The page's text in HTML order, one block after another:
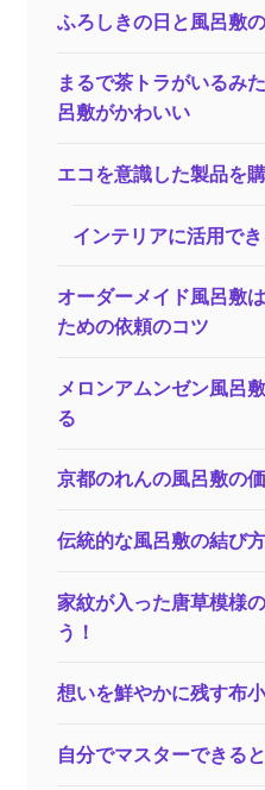
し
に
な
づ
ち
運
び
便
利
エ
イ
ト
風
敷
ふろしきの日と風呂敷
まるで茶トラがいるみ
呂敷がかわいい
エコを意識した製品を
インテリアに活用で
オーダーメイド風呂敷
ための依頼のコツ
メロンアムンゼン風呂
る
京都のれんの風呂敷の
伝統的な風呂敷の結び
家紋が入った唐草模様
う！
想いを鮮やかに残す布
自分でマスターできる